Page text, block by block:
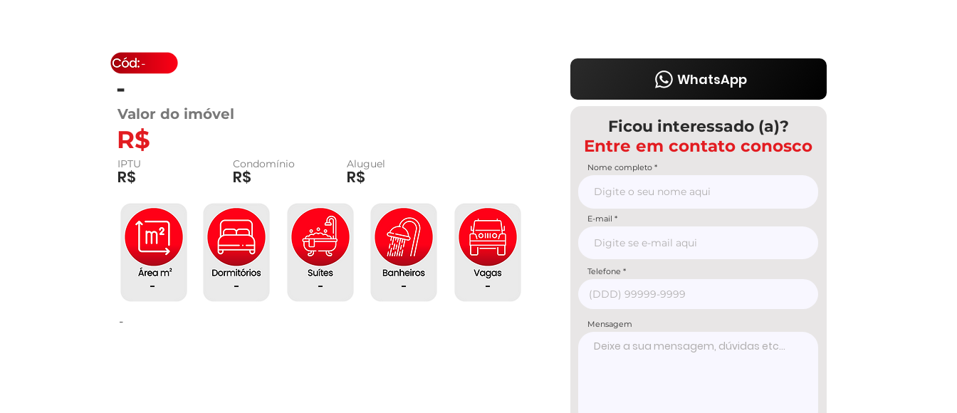
-
R$
Valor do imóvel
-
R$
IPTU
R$
Condomínio
R$
Aluguel
- -
- - -
-
WhatsApp
Ficou interessado (a)?
Entre em contato conosco
Nome completo
E-mail
Telefone
Mensagem